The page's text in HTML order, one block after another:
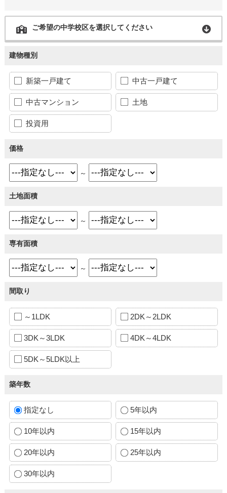
ご希望の中学校区を選択してください
建物種別
新築一戸建て 中古一戸建て
中古マンション 土地
投資用
価格
～
土地面積
～
専有面積
～
間取り
～1LDK 2DK～2LDK
3DK～3LDK 4DK～4LDK
5DK～5LDK以上
築年数
指定なし 5年以内
10年以内 15年以内
20年以内 25年以内
30年以内